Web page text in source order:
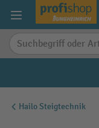
springen
Hailo Steigtechnik